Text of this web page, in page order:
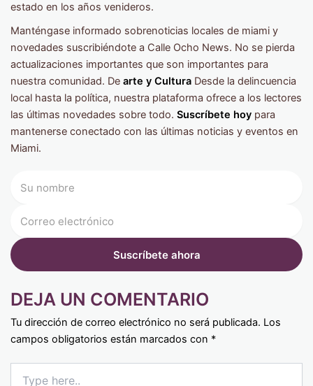
estado en los años venideros.
Manténgase informado sobrenoticias locales de miami y
novedades suscribiéndote a Calle Ocho News. No se pierda
actualizaciones importantes que son importantes para
nuestra comunidad. De arte y Cultura Desde la delincuencia
local hasta la política, nuestra plataforma ofrece a los lectores
las últimas novedades sobre todo. Suscríbete hoy para
mantenerse conectado con las últimas noticias y eventos en
Miami.
DEJA UN COMENTARIO
Tu dirección de correo electrónico no será publicada. Los
campos obligatorios están marcados con *
here..